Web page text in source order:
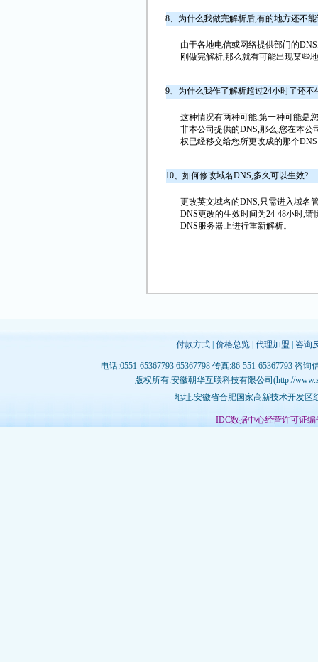
8、为什么我做完解析后,有的地方还不能
由于各地电信或网络提供部门的
刚做完解析,那么就有可能出现某些
9、为什么我作了解析超过24小时了还不
这种情况有两种可能,第一种可能是
非本公司提供的DNS,那么,您在本公
权已经移交给您所更改成的那个
10、如何修改域名DNS,多久可以生效?
更改英文域名的DNS,只需进入域名
DNS更改的生效时间为24-48小时,
DNS服务器上进行重新解析。
付款方式 价格总览 代理加盟 咨询
电话:0551-65367793 65367798 传真:86-551-65367793 咨询
版权所有:安徽朝华互联科技有限公司(http://
地址:安徽省合肥国家高新技术开发区
IDC数据中心经营许可证